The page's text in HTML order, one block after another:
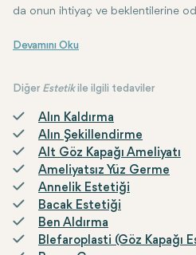
da onun ihtiyaç ve beklentilerine
Uyluklarının güzel görünmesini
Diğer Estetikile ilgili tedaviler
Alın Kaldırma
Alın Şekillendirme
Alt Göz Kapağı Ameliyatı
Ameliyatsız Yüz Germe
Annelik Estetiği
Bacak Estetiği
Ben Aldırma
Blefaroplasti (Göz Kapağı